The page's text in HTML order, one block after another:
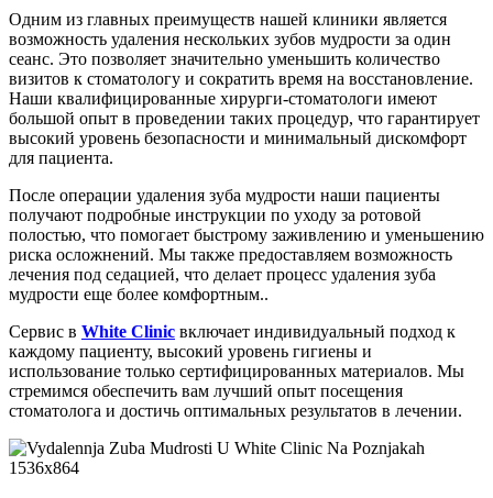
Одним из главных преимуществ нашей клиники является
возможность удаления нескольких зубов мудрости за один
сеанс. Это позволяет значительно уменьшить количество
визитов к стоматологу и сократить время на восстановление.
Наши квалифицированные хирурги-стоматологи имеют
большой опыт в проведении таких процедур, что гарантирует
высокий уровень безопасности и минимальный дискомфорт
для пациента.
После операции удаления зуба мудрости наши пациенты
получают подробные инструкции по уходу за ротовой
полостью, что помогает быстрому заживлению и уменьшению
риска осложнений. Мы также предоставляем возможность
лечения под седацией, что делает процесс удаления зуба
мудрости еще более комфортным..
Сервис в White Clinic включает индивидуальный подход к
каждому пациенту, высокий уровень гигиены и
использование только сертифицированных материалов. Мы
стремимся обеспечить вам лучший опыт посещения
стоматолога и достичь оптимальных результатов в лечении.